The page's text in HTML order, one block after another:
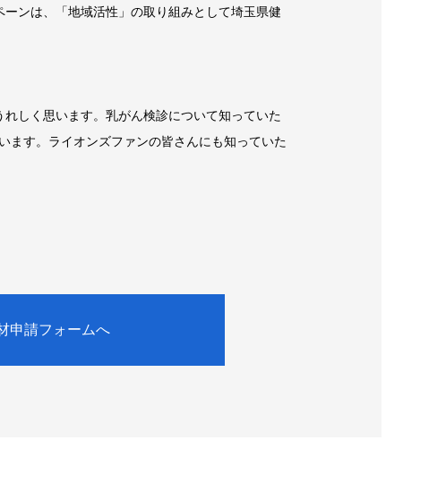
ンは、「地域活性」の取り組みとして埼玉県健
しく思います。乳がん検診について知っていた
ます。ライオンズファンの皆さんにも知っていた
申請フォームへ